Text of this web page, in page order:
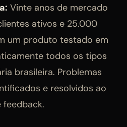
Vinte anos de mercado
ativos e 25.000
um produto testado em
todos os tipos
brasileira. Problemas
e resolvidos ao
feedback.